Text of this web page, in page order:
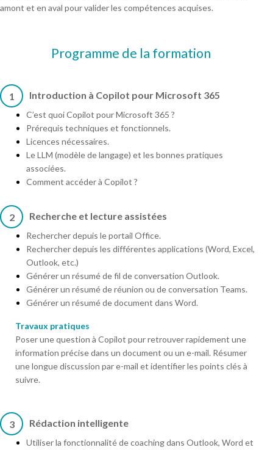
amont et en aval pour valider les compétences acquises.
Programme de la formation
1 Introduction à Copilot pour Microsoft 365
C’est quoi Copilot pour Microsoft 365 ?
Prérequis techniques et fonctionnels.
Licences nécessaires.
Le LLM (modèle de langage) et les bonnes pratiques
associées.
Comment accéder à Copilot ?
2 Recherche et lecture assistées
Rechercher depuis le portail Office.
Rechercher depuis les différentes applications (Word, Excel,
Outlook, etc.)
Générer un résumé de fil de conversation Outlook.
Générer un résumé de réunion ou de conversation Teams.
Générer un résumé de document dans Word.
Travaux pratiques
Poser une question à Copilot pour retrouver rapidement une
information précise dans un document ou un e-mail. Résumer
une longue discussion par e-mail et identifier les points clés à
suivre.
3 Rédaction intelligente
Utiliser la fonctionnalité de coaching dans Outlook, Word et